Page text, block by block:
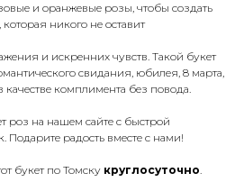
и оранжевые розы, чтобы создать
никого не оставит
и искренних чувств. Такой букет
свидания, юбилея, 8 марта,
комплимента без повода.
роз на нашем сайте с быстрой
Подарите радость вместе с нами!
букет по Томску круглосуточно.